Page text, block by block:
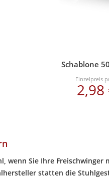
Schablone
Einzelpreis
Sie Ihre Freischwinger
statten die